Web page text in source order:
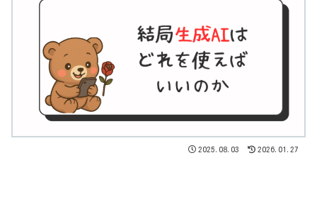
2025.08.03 2026.01.27